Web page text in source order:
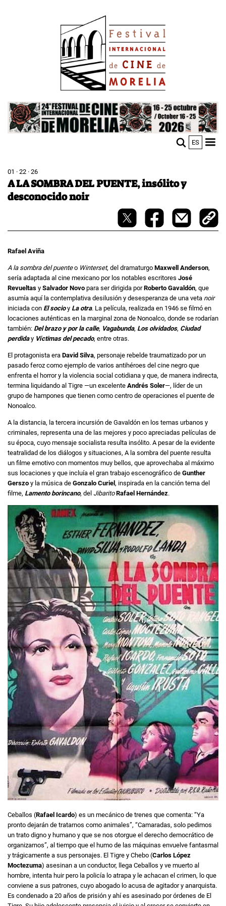
Image
ES
01 · 22 · 26
A LA SOMBRA DEL PUENTE, insólito y
desconocido noir
Rafael Aviña
A la sombra del puente o Winterset, del dramaturgo Maxwell Anderson,
sería adaptada al cine mexicano por los notables escritores José
Revueltas y Salvador Novo para ser dirigida porRoberto Gavaldón, que
asumía aquí la contemplativa desilusión y desesperanza de una veta noir
iniciada con El socioy La otra. La película, realizada en 1946 se filmó en
locaciones auténticas en la marginal zona de Nonoalco, donde se rodarían
también: Del brazo y por la calle, Vagabunda, Los olvidados, Ciudad
perdiday Víctimas del pecado, entre otras.
El protagonista era David Silva, personaje rebelde traumatizado por un
pasado feroz como ejemplo de varios antihéroes del cine negro que
enfrenta el horror y la violencia social cotidiana y que, de manera indirecta,
termina liquidando al Tigre —un excelente Andrés Soler—, líder de un
grupo de hampones que tienen como centro de operaciones el puente de
Nonoalco.
A la distancia, la tercera incursión de Gavaldón en los temas urbanos y
criminales, representa una de las mejores y poco apreciadas películas de
su época, cuyo mensaje socialista resulta insólito. A pesar de la evidente
teatralidad de los diálogos y situaciones, A la sombra del puente resulta
un filme emotivo con momentos muy bellos, que aprovechaba al máximo
sus locaciones y que incluía el gran trabajo escenográfico de Gunther
Gerszo y la música de Gonzalo Curiel , inspirada en la canción tema del
filme, Lamento borincano, del Jibarito Rafael Hernández.
Ceballos (Rafael Icardo) es un mecánico de trenes que comenta: “Ya
pronto dejarán de tratarnos como animales”, “Camaradas, solo pedimos
un trato digno y humano y que se nos otorgue el derecho democrático de
organizarnos”, al tiempo que el humo de las máquinas envuelve fantasmal
y trágicamente a sus personajes. El Tigre y Chebo (Carlos López
Moctezuma) asesinan a un conductor, llega Ceballos y ve muerto al
hombre, intenta huir pero la policía lo atrapa y le achacan el crimen, lo que
conviene a sus patrones, cuyo abogado lo acusa de agitador y anarquista.
Es condenado a 20 años de prisión y ahí es asesinado por órdenes de El